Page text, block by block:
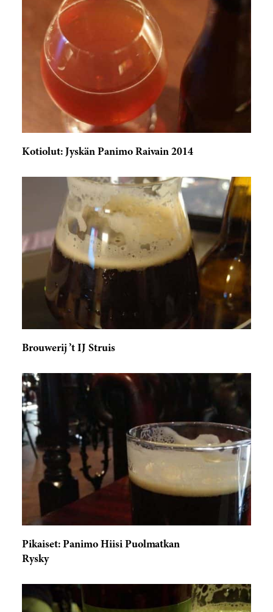
Kotiolut: Jyskän Panimo Raivain 2014
Brouwerij ’t IJ Struis
Pikaiset: Panimo Hiisi Puolmatkan
Rysky